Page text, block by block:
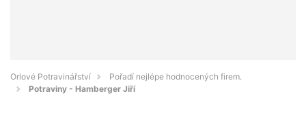
Orlové Potravinářství
Pořadí nejlépe hodnocených firem.
Potraviny - Hamberger Jiří